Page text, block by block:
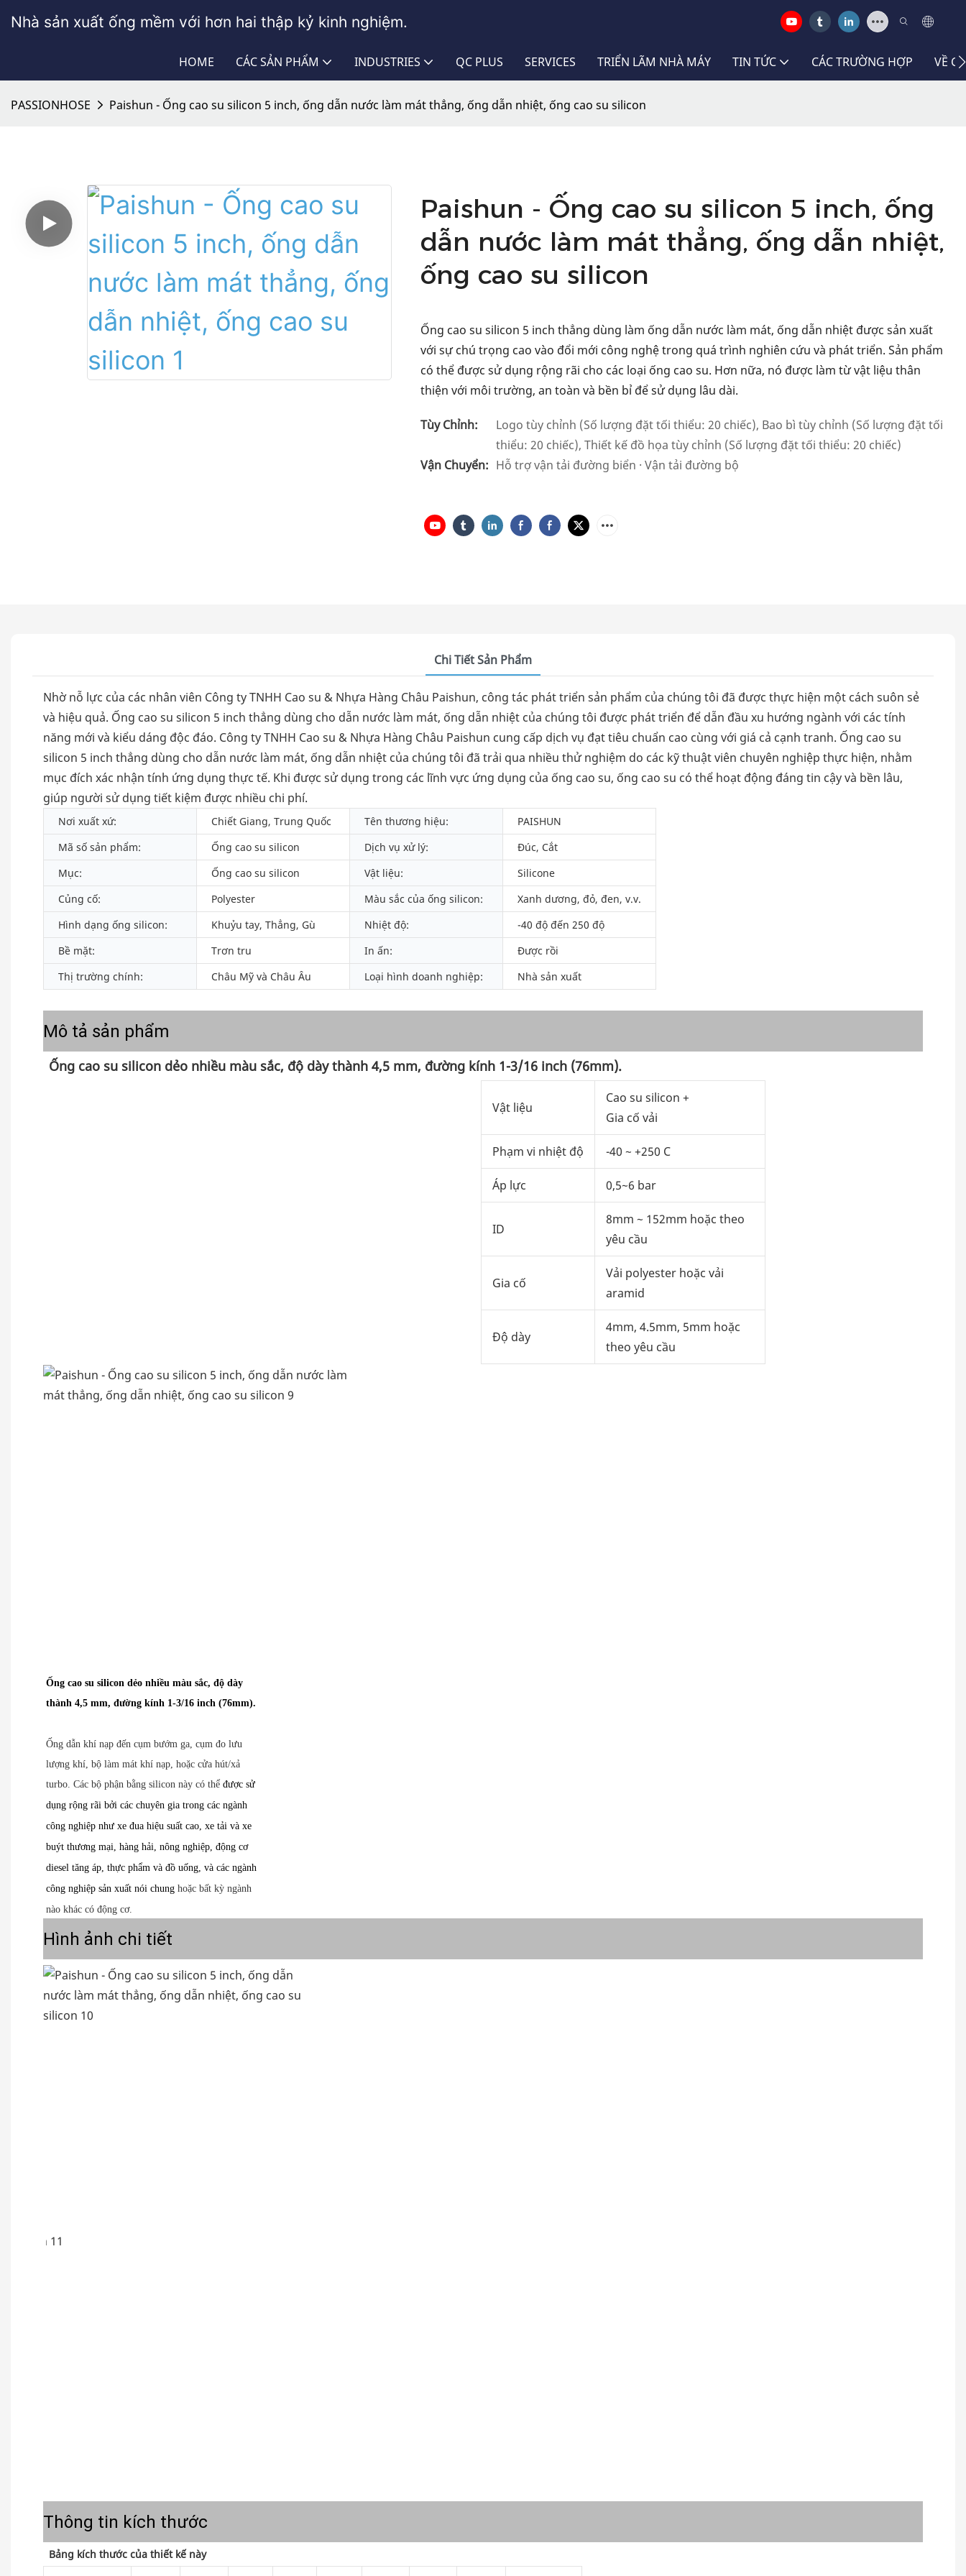
Nhà sản xuất ống mềm với hơn hai thập kỷ kinh nghiệm.
HOME CÁC SẢN PHẨM INDUSTRIES QC PLUS SERVICES TRIỂN LÃM NHÀ MÁY TIN TỨC CÁC TRƯỜNG HỢP VỀ
PASSIONHOSE Paishun - Ống cao su silicon 5 inch, ống dẫn nước làm mát thẳng, ống dẫn nhiệt, ống cao su silicon
Paishun - Ống cao su silicon 5 inch, ống
dẫn nước làm mát thẳng, ống dẫn nhiệt,
ống cao su silicon
Ống cao su silicon 5 inch thẳng dùng làm ống dẫn nước làm mát, ống dẫn nhiệt được sản xuất
với sự chú trọng cao vào đổi mới công nghệ trong quá trình nghiên cứu và phát triển. Sản phẩm
có thể được sử dụng rộng rãi cho các loại ống cao su. Hơn nữa, nó được làm từ vật liệu thân
thiện với môi trường, an toàn và bền bỉ để sử dụng lâu dài.
Tùy Chỉnh:
Logo tùy chỉnh (Số lượng đặt tối thiểu: 20 chiếc), Bao bì tùy chỉnh (Số lượng đặt tối
thiểu: 20 chiếc), Thiết kế đồ họa tùy chỉnh (Số lượng đặt tối thiểu: 20 chiếc)
Vận Chuyển: Hỗ trợ vận tải đường biển · Vận tải đường bộ
Chi Tiết Sản Phẩm
Nhờ nỗ lực của các nhân viên Công ty TNHH Cao su & Nhựa Hàng Châu Paishun, công tác phát triển sản phẩm của chúng tôi đã được thực hiện một cách suôn sẻ
và hiệu quả. Ống cao su silicon 5 inch thẳng dùng cho dẫn nước làm mát, ống dẫn nhiệt của chúng tôi được phát triển để dẫn đầu xu hướng ngành với các tính
năng mới và kiểu dáng độc đáo. Công ty TNHH Cao su & Nhựa Hàng Châu Paishun cung cấp dịch vụ đạt tiêu chuẩn cao cùng với giá cả cạnh tranh. Ống cao su
silicon 5 inch thẳng dùng cho dẫn nước làm mát, ống dẫn nhiệt của chúng tôi đã trải qua nhiều thử nghiệm do các kỹ thuật viên chuyên nghiệp thực hiện, nhằm
mục đích xác nhận tính ứng dụng thực tế. Khi được sử dụng trong các lĩnh vực ứng dụng của ống cao su, ống cao su có thể hoạt động đáng tin cậy và bền lâu,
giúp người sử dụng tiết kiệm được nhiều chi phí.
Nơi xuất xứ: Chiết Giang, Trung Quốc Tên thương hiệu:
PAISHUN
Mã số sản phẩm:
Ống cao su silicon Dịch vụ xử lý:
Đúc, Cắt
Mục:
Ống cao su silicon Vật liệu:
Silicone
Củng cố:
Polyester Màu sắc của ống silicon:
Xanh dương, đỏ, đen, v.v.
Hình dạng ống silicon:
Khuỷu tay, Thẳng, Gù Nhiệt độ:
-40 độ đến 250 độ
Bề mặt:
Trơn tru In ấn:
Được rồi
Thị trường chính:
Châu Mỹ và Châu Âu Loại hình doanh nghiệp: Nhà sản xuất
Mô tả sản phẩm
Ống cao su silicon dẻo nhiều màu sắc, độ dày thành 4,5 mm, đường kính 1-3/16 inch (76mm).
Vật liệu
Cao su silicon +
Gia cố vải
Phạm vi nhiệt độ -40 ~ +250 C
Áp lực 0,5~6 bar
ID
8mm ~ 152mm hoặc theo
yêu cầu
Gia cố
Vải polyester hoặc vải
aramid
Độ dày
4mm, 4.5mm, 5mm hoặc
theo yêu cầu
Ống cao su silicon dẻo nhiều màu sắc, độ dày
thành 4,5 mm, đường kính 1-3/16 inch (76mm).
Ống dẫn khí nạp đến cụm bướm ga, cụm đo lưu
lượng khí, bộ làm mát khí nạp, hoặc cửa hút/xả
turbo. Các bộ phận bằng silicon này có thể được sử
dụng rộng rãi bởi các chuyên gia trong các ngành
công nghiệp như xe đua hiệu suất cao, xe tải và xe
buýt thương mại, hàng hải, nông nghiệp, động cơ
diesel tăng áp, thực phẩm và đồ uống, và các ngành
công nghiệp sản xuất nói chung hoặc bất kỳ ngành
nào khác có động cơ.
Hình ảnh chi tiết
Thông tin kích thước
Bảng kích thước của thiết kế này